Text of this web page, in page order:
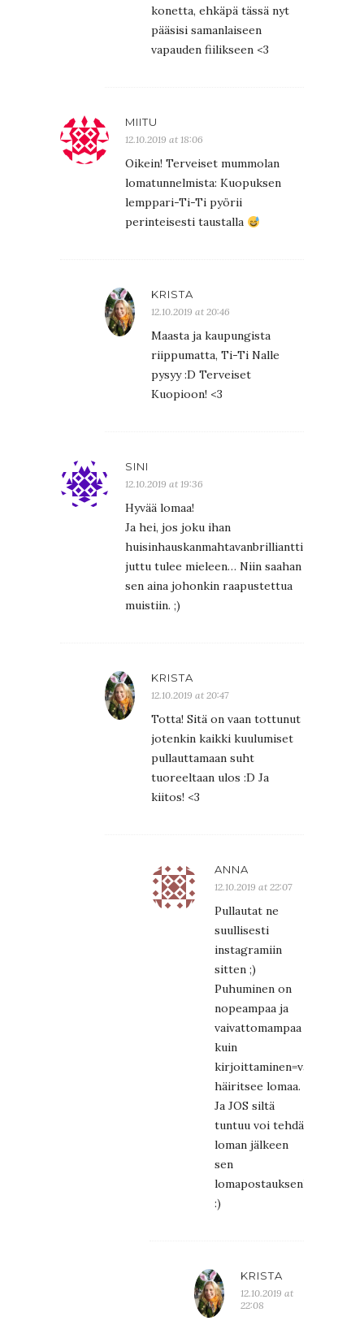
konetta, ehkäpä tässä nyt
pääsisi samanlaiseen
vapauden fiilikseen <3
MIITU
12.10.2019 at 18:06
Oikein! Terveiset mummolan
lomatunnelmista: Kuopuksen
lemppari-Ti-Ti pyörii
perinteisesti taustalla
KRISTA
12.10.2019 at 20:46
Maasta ja kaupungista
riippumatta, Ti-Ti Nalle
pysyy :D Terveiset
Kuopioon! <3
SINI
12.10.2019 at 19:36
Hyvää lomaa!
Ja hei, jos joku ihan
huisinhauskanmahtavanbrilliantti
juttu tulee mieleen… Niin saahan
sen aina johonkin raapustettua
muistiin. ;)
KRISTA
12.10.2019 at 20:47
Totta! Sitä on vaan tottunut
jotenkin kaikki kuulumiset
pullauttamaan suht
tuoreeltaan ulos :D Ja
kiitos! <3
ANNA
12.10.2019 at 22:07
Pullautat ne
suullisesti
instagramiin
sitten ;)
Puhuminen on
nopeampaa ja
vaivattomampaa
kuin
kirjoittaminen=vähemmän
häiritsee lomaa.
Ja JOS siltä
tuntuu voi tehdä
loman jälkeen
sen
lomapostauksenkin
:)
KRISTA
12.10.2019 at
22:08